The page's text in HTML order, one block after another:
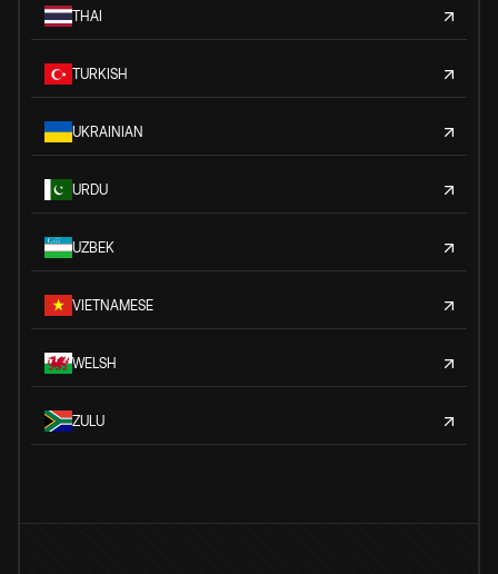
THAI
TURKISH
UKRAINIAN
URDU
UZBEK
VIETNAMESE
WELSH
ZULU